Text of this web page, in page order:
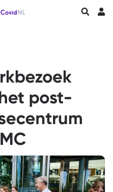
Longfonds homepageZoeken
post-